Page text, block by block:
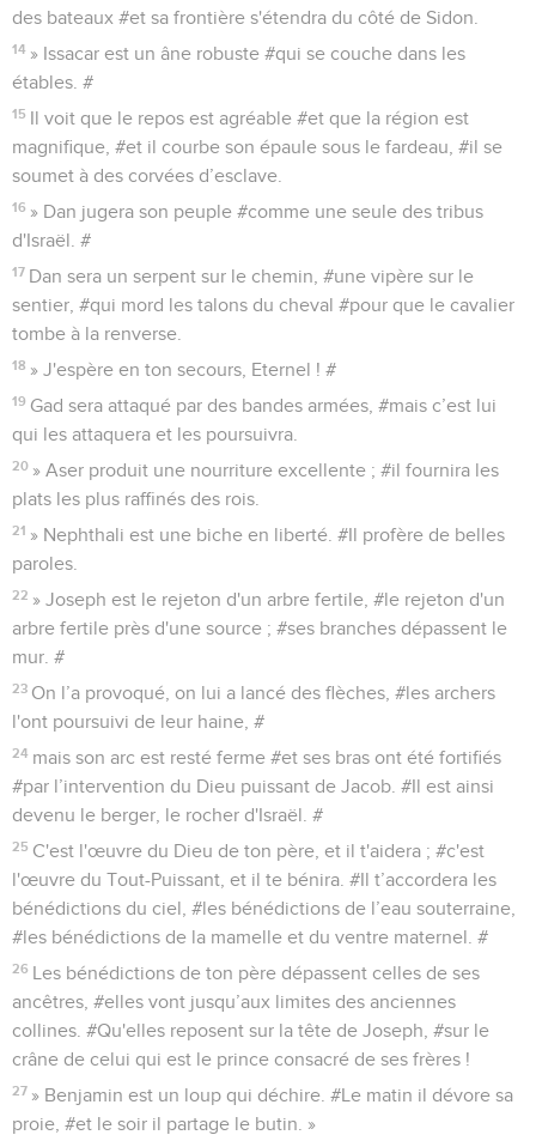
des bateaux #et sa frontière s'étendra du côté de Sidon.
14 » Issacar est un âne robuste #qui se couche dans les
étables. #
15 Il voit que le repos est agréable #et que la région est
magnifique, #et il courbe son épaule sous le fardeau, #il se
soumet à des corvées d’esclave.
16 » Dan jugera son peuple #comme une seule des tribus
d'Israël. #
17 Dan sera un serpent sur le chemin, #une vipère sur le
sentier, #qui mord les talons du cheval #pour que le cavalier
tombe à la renverse.
18 » J'espère en ton secours, Eternel ! #
19 Gad sera attaqué par des bandes armées, #mais c’est lui
qui les attaquera et les poursuivra.
20 » Aser produit une nourriture excellente ; #il fournira les
plats les plus raffinés des rois.
21 » Nephthali est une biche en liberté. #Il profère de belles
paroles.
22 » Joseph est le rejeton d'un arbre fertile, #le rejeton d'un
arbre fertile près d'une source ; #ses branches dépassent le
mur. #
23 On l’a provoqué, on lui a lancé des flèches, #les archers
l'ont poursuivi de leur haine, #
24 mais son arc est resté ferme #et ses bras ont été fortifiés
#par l’intervention du Dieu puissant de Jacob. #Il est ainsi
devenu le berger, le rocher d'Israël. #
25 C'est l'œuvre du Dieu de ton père, et il t'aidera ; #c'est
l'œuvre du Tout-Puissant, et il te bénira. #Il t’accordera les
bénédictions du ciel, #les bénédictions de l’eau souterraine,
#les bénédictions de la mamelle et du ventre maternel. #
26 Les bénédictions de ton père dépassent celles de ses
ancêtres, #elles vont jusqu’aux limites des anciennes
collines. #Qu'elles reposent sur la tête de Joseph, #sur le
crâne de celui qui est le prince consacré de ses frères !
27 » Benjamin est un loup qui déchire. #Le matin il dévore sa
proie, #et le soir il partage le butin. »